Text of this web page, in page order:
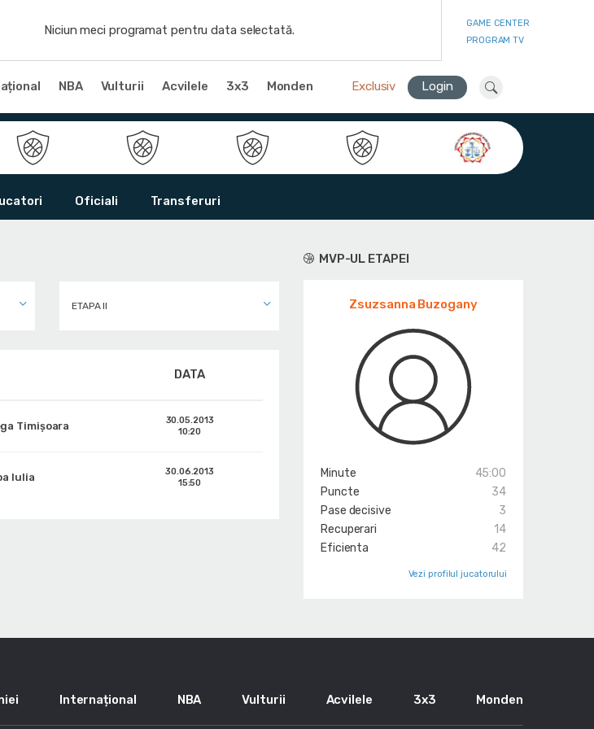
Niciun meci programat pentru data selectată.
GAME CENTER
PROGRAM TV
NBA Vulturii Acvilele 3x3 Monden Exclusiv Login
Oficiali Transferuri
ETAPA II
DATA
Timișoara
30.05.2013
10:20
Iulia
30.06.2013
15:50
MVP-UL ETAPEI
Zsuzsanna Buzogany
Minute
45:00
Puncte
34
Pase decisive
3
Recuperari
14
Eficienta
42
Vezi profilul jucatorului
Internațional NBA Vulturii Acvilele 3x3 Monden